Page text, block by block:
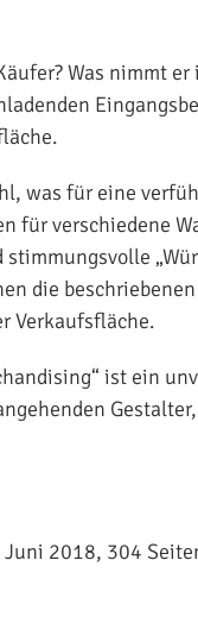
Was nimmt
was für eine
für verschiedene
die
Verkaufsfläche.
ist ein
2018, 304